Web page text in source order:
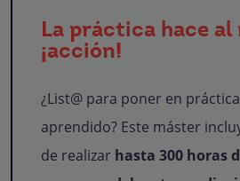
La práctica hace al
¡acción!
¿List@ para poner en
aprendido? Este máster
de realizar hasta 300 horas